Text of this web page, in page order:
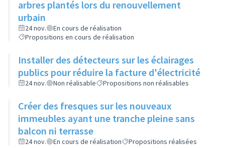
arbres plantés lors du renouvellement
urbain
24 nov.
En cours de réalisation
Propositions en cours de réalisation
Installer des détecteurs sur les éclairages
publics pour réduire la facture d'électricité
24 nov. Non réalisable Propositions non réalisables
Créer des fresques sur les nouveaux
immeubles ayant une tranche pleine sans
balcon ni terrasse
24 nov. En cours de réalisation Propositions réalisées